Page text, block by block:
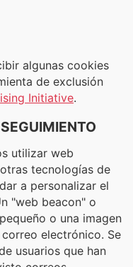
algunas cookies
de exclusión
Initiative.
utilizar web
tecnologías de
a personalizar el
"web beacon" o
o una imagen
electrónico. Se
usuarios que han